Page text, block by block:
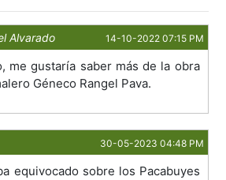
Alvarado 14-10-2022 07:15 PM
me gustaría saber más de la obra
Géneco Rangel Pava.
30-05-2023 04:48 PM
equivocado sobre los Pacabuyes